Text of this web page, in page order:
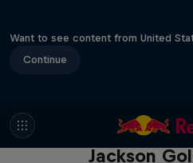
Want to see content from United
Continue
The Search for
Jackson